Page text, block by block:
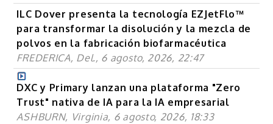
ILC Dover presenta la tecnología EZJetFlo™
para transformar la disolución y la mezcla de
polvos en la fabricación biofarmacéutica
FREDERICA, Del., 6 agosto, 2026, 22:47
DXC y Primary lanzan una plataforma "Zero
Trust" nativa de IA para la IA empresarial
ASHBURN, Virginia, 6 agosto, 2026, 18:33